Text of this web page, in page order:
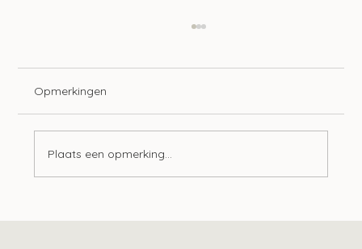
Opmerkingen
Plaats een opmerking...